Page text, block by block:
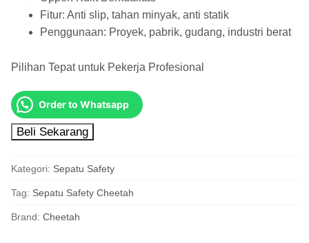
Fitur: Anti slip, tahan minyak, anti statik
Penggunaan: Proyek, pabrik, gudang, industri berat
Pilihan Tepat untuk Pekerja Profesional
Order to Whatsapp
Beli Sekarang
Kategori: Sepatu Safety
Tag: Sepatu Safety Cheetah
Brand: Cheetah